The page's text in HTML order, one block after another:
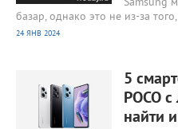
Samsung
базар, однако это не из-за
24 ЯНВ 2024
5
POCO
найти